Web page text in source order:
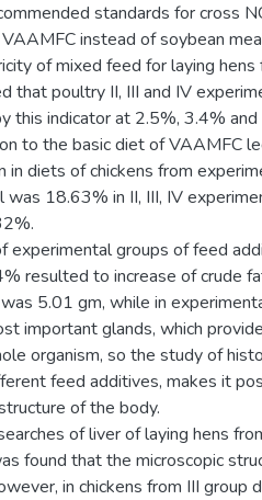
standards for cross
instead of soybean
of mixed feed for laying hens
that poultry II, III and IV
this indicator at 2.5%, 3.4%
to the basic diet of VAAMFC
in diets of chickens from
18.63% in II, III, IV
experimental groups of feed
resulted to increase of crude
5.01 gm, while in
important glands, which
organism, so the study of
feed additives, makes it
of the body.
of liver of laying hens
found that the microscopic
in chickens from III group